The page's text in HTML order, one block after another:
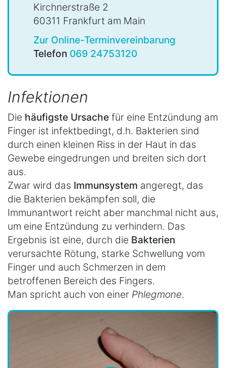
Kirchnerstraße 2
60311 Frankfurt am Main
Zur Online-Terminvereinbarung
Telefon 069 24753120
Infektionen
Die häufigste Ursache für eine Entzündung am
Finger ist infektbedingt, d.h. Bakterien sind
durch einen kleinen Riss in der Haut in das
Gewebe eingedrungen und breiten sich dort
aus.
Zwar wird das Immunsystem angeregt, das
die Bakterien bekämpfen soll, die
Immunantwort reicht aber manchmal nicht aus,
um eine Entzündung zu verhindern. Das
Ergebnis ist eine, durch die Bakterien
verursachte Rötung, starke Schwellung vom
Finger und auch Schmerzen in dem
betroffenen Bereich des Fingers.
Man spricht auch von einer Phlegmone.